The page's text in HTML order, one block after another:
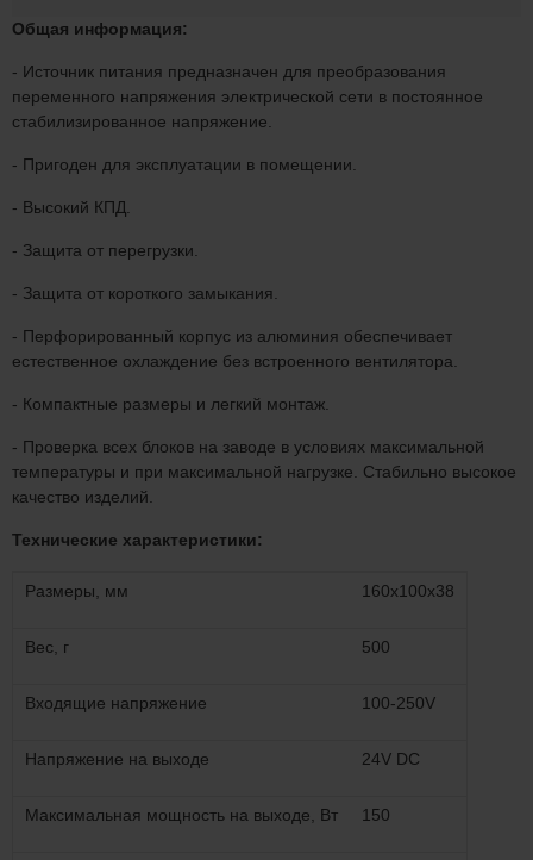
Общая информация:
- Источник питания предназначен для преобразования
переменного напряжения электрической сети в постоянное
стабилизированное напряжение.
- Пригоден для эксплуатации в помещении.
- Высокий КПД.
- Защита от перегрузки.
- Защита от короткого замыкания.
- Перфорированный корпус из алюминия обеспечивает
естественное охлаждение без встроенного вентилятора.
- Компактные размеры и легкий монтаж.
- Проверка всех блоков на заводе в условиях максимальной
температуры и при максимальной нагрузке. Стабильно высокое
качество изделий.
Технические характеристики:
Размеры, мм 160х100х38
Вес, г 500
Входящие напряжение 100-250V
Напряжение на выходе 24V DC
Максимальная мощность на выходе, Вт 150